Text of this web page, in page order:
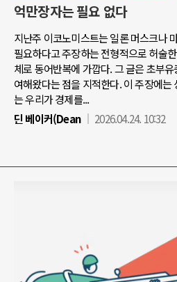
억만장자는 필요 없다
지난주 이코노미스트는 일론 머스크나
필요하다고 주장하는 전형적으로 허술
체로 동어반복에 가깝다. 그 글은 초부
여해왔다는 점을 지적한다. 이 주장에는
는 우리가 경제를...
딘 베이커(Dean
2026.04.24. 10:32